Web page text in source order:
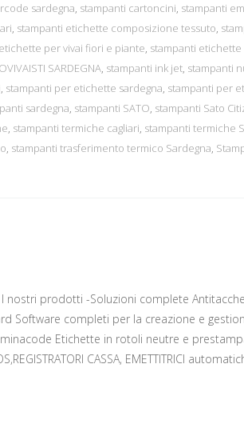
sardegna, stampanti cartoncini, stampanti
, stampanti etichette composizione tessuto,
per vivai fiori e piante, stampanti etichette
SARDEGNA, stampanti ink jet, stampanti
, stampanti per etichette sardegna, stampanti per
sardegna, stampanti SATO, stampanti Sato
, stampanti termiche cagliari, stampanti termiche
, stampanti trasferimento termico Sardegna,
nostri prodotti -Soluzioni complete
Software completi per la creazione e
Etichette in rotoli neutre e
CASSA, EMETTITRICI